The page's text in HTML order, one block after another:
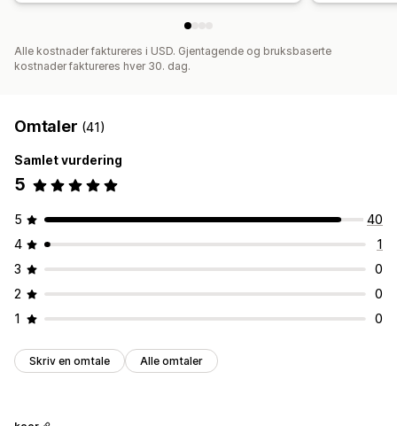
Alle kostnader faktureres i USD. Gjentagende og bruksbaserte
kostnader faktureres hver 30. dag.
Omtaler (41)
Samlet vurdering
5
5
40
4
1
3
0
2
0
1
0
Skriv en omtale Alle omtaler